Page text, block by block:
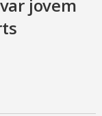
jovem